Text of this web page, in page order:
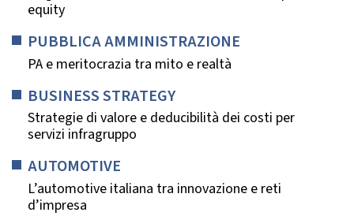
equity
PUBBLICA AMMINISTRAZIONE
PA e meritocrazia tra mito e realtà
BUSINESS STRATEGY
Strategie di valore e deducibilità dei costi per
servizi infragruppo
AUTOMOTIVE
L’automotive italiana tra innovazione e reti
d’impresa